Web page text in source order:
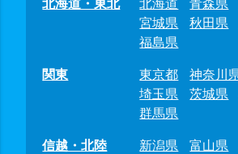
宮城県
秋田県
福島県
関東
東京都 神奈川
埼玉県
茨城県
群馬県
信越・北陸
新潟県 富山県